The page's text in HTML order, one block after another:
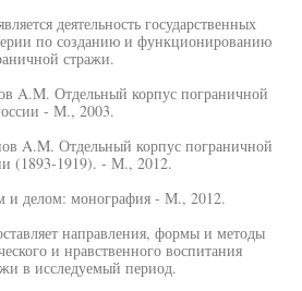
деятельность государственных
по созданию и функционированию
стражи.
A.M. Отдельный корпус пограничной
- М., 2003.
A.M. Отдельный корпус пограничной
(1893-1919). - М., 2012.
и делом: монография - М., 2012.
направления, формы и методы
и нравственного воспитания
в исследуемый период.